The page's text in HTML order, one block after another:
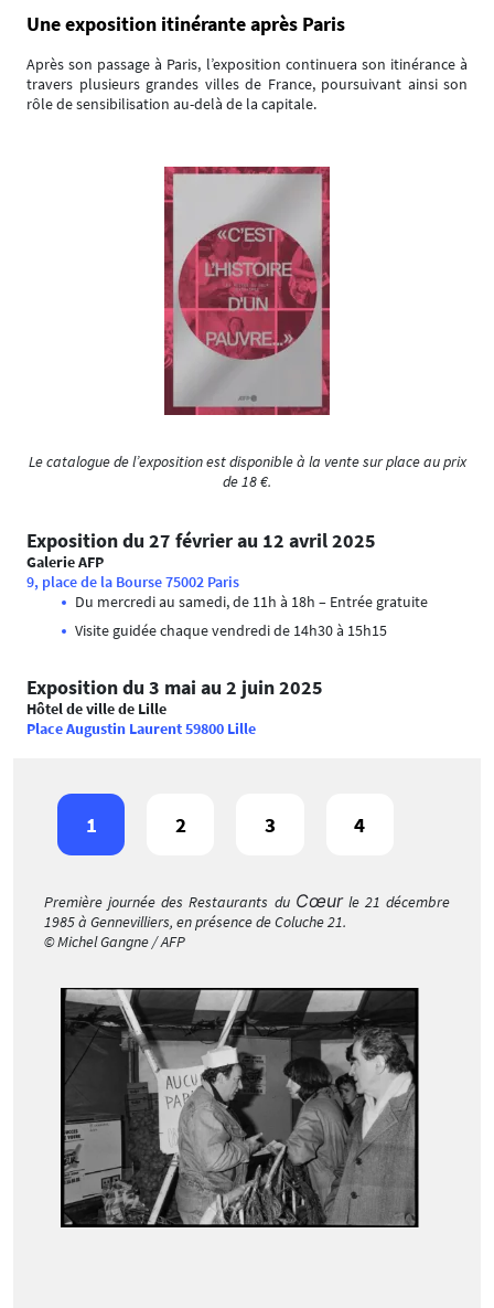
Une exposition itinérante après Paris
Après son passage à Paris, l’exposition continuera son itinérance à
travers plusieurs grandes villes de France, poursuivant ainsi son
rôle de sensibilisation au-delà de la capitale.
Le catalogue de l’exposition est disponible à la vente sur place au prix
de 18 €.
Exposition du 27 février au 12 avril 2025
Galerie AFP
9, place de la Bourse 75002 Paris
Du mercredi au samedi, de 11h à 18h – Entrée gratuite
Visite guidée chaque vendredi de 14h30 à 15h15
Exposition du 3 mai au 2 juin 2025
Hôtel de ville de Lille
Place Augustin Laurent 59800 Lille
1 2 3 4
Première journée des Restaurants du Cœurle 21 décembre
1985 à Gennevilliers, en présence de Coluche 21.
© Michel Gangne / AFP